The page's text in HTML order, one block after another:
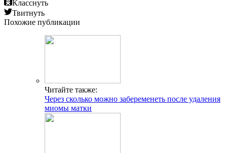
Класснуть
Твитнуть
Похожие публикации
Читайте также:
Через сколько можно забеременеть после удаления
миомы матки